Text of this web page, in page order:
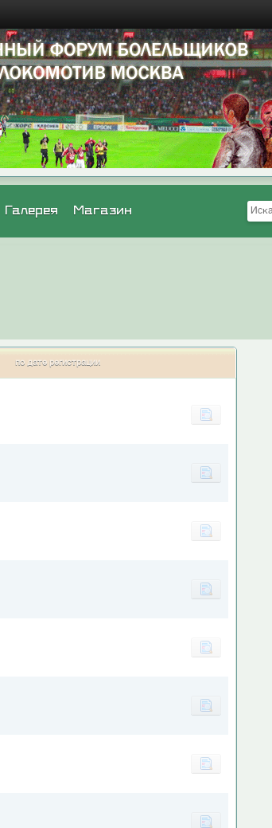
Галерея Магазин
по дате регистрации